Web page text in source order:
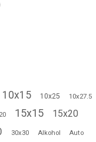
10x15 10x25 10x27.5
15x15 15x20
30x30 Alkohol Auto